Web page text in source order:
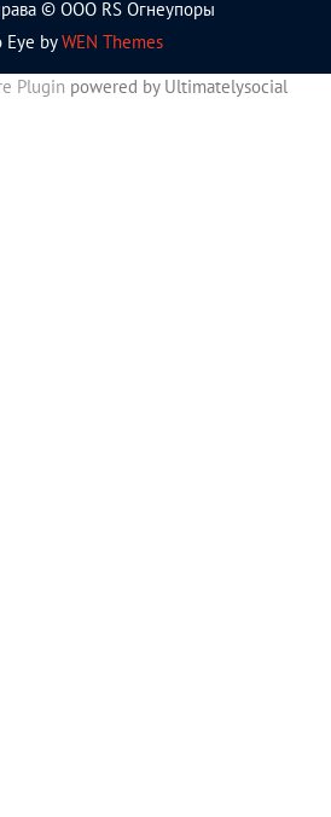
© ООО RS Огнеупоры
Eye byWEN Themes
Plugin powered by Ultimatelysocial